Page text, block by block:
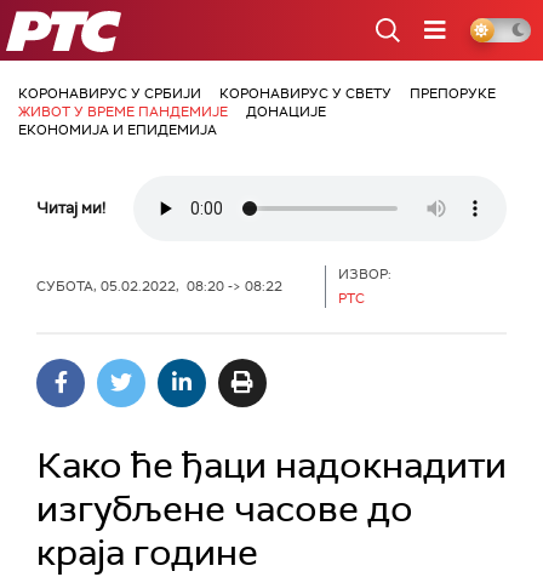
РТС
КОРОНАВИРУС У СРБИЈИ КОРОНАВИРУС У СВЕТУ
ПРЕПОРУКЕ
ЖИВОТ У ВРЕМЕ ПАНДЕМИЈЕ
ДОНАЦИЈЕ
ЕКОНОМИЈА И ЕПИДЕМИЈА
Читај ми!
СУБОТА, 05.02.2022, 08:20 -> 08:22
ИЗВОР:
РТС
Како ће ђаци надокнадити
изгубљене часове до
краја године